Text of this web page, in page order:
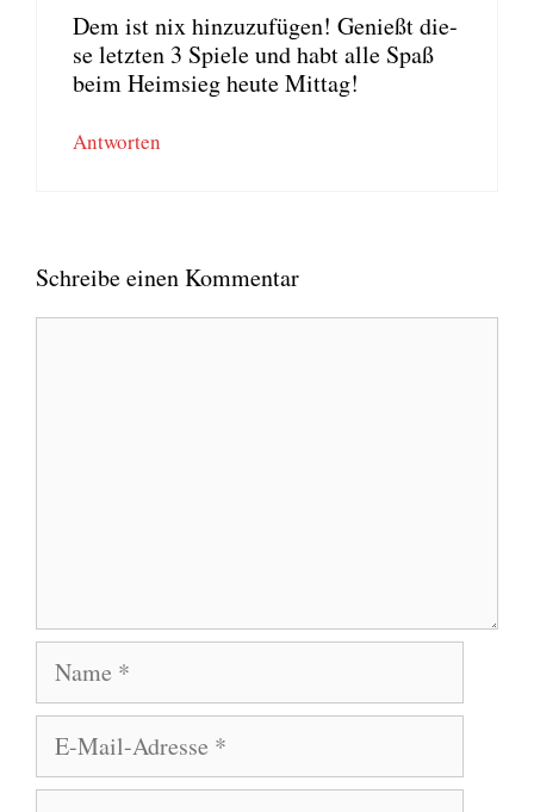
Dem ist nix hin­zu­zu­fü­gen! Genießt die­
se letz­ten 3 Spie­le und habt alle Spaß
beim Heim­sieg heu­te Mit­tag!
Antworten
Schreibe einen Kommentar
Mail-
Adresse